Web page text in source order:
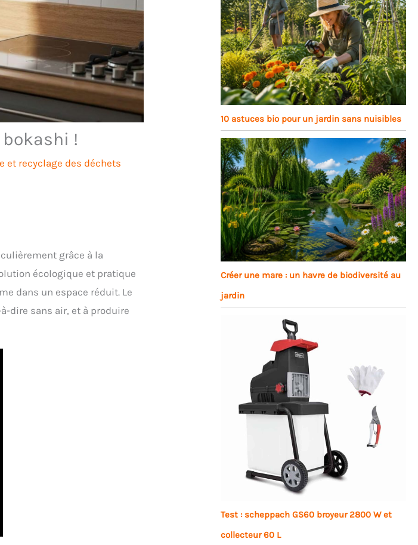
!
et recyclage des déchets
grâce à la
écologique et pratique
dans un espace réduit. Le
dire sans air, et à produire
10 astuces bio pour un jardin sans nuisibles
Créer une mare : un havre de biodiversité au
jardin
Test : scheppach GS60 broyeur 2800 W et
collecteur 60 L